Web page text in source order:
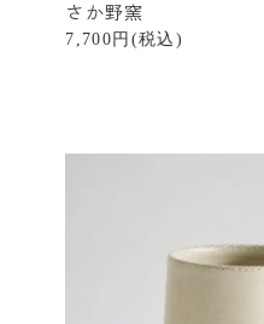
さか野窯
7,700円(税込)